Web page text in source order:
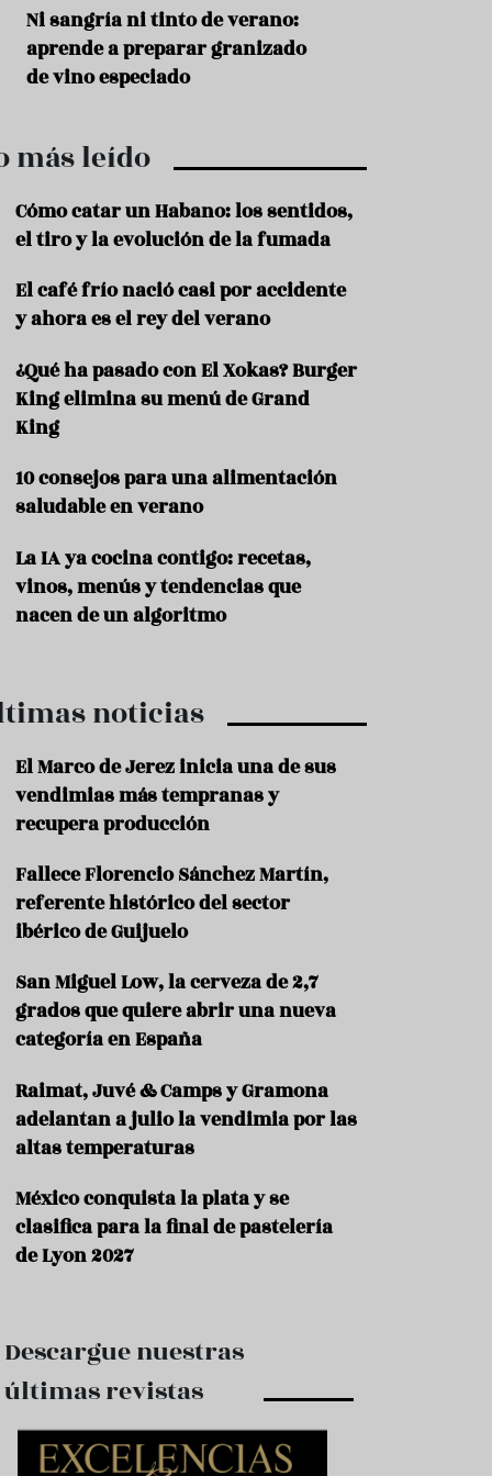
t
o
m
R
e
S
u
d
o
d
o
n
e
s
r
a
n
F
n
Ni sangría ni tinto de verano:
aprende a preparar granizado
de vino especiado
más leído
Cómo catar un Habano: los sentidos,
el tiro y la evolución de la fumada
El café frío nació casi por accidente
y ahora es el rey del verano
¿Qué ha pasado con El Xokas? Burger
King elimina su menú de Grand
King
10 consejos para una alimentación
saludable en verano
La IA ya cocina contigo: recetas,
vinos, menús y tendencias que
nacen de un algoritmo
noticias
El Marco de Jerez inicia una de sus
vendimias más tempranas y
recupera producción
Fallece Florencio Sánchez Martín,
referente histórico del sector
ibérico de Guijuelo
San Miguel Low, la cerveza de 2,7
grados que quiere abrir una nueva
categoría en España
Raimat, Juvé & Camps y Gramona
adelantan a julio la vendimia por las
altas temperaturas
México conquista la plata y se
clasifica para la final de pastelería
de Lyon 2027
Descargue nuestras
últimas revistas